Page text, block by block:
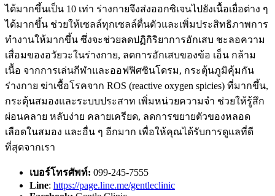
ได้มากขึ้นเป็น 10 เท่า ร่างกายจึงส่งออกซิเจนไปยังเนื้อเยื่อต่าง ๆ
ได้มากขึ้น ช่วยให้เซลล์ทุกเซลล์ตื่นตัวและเพิ่มประสิทธิภาพการ
ทำงานให้มากขึ้น ซึ่งจะช่วยลดปฏิกิริยาการอักเสบ ชะลอความ
เสื่อมของอวัยวะในร่างกาย, ลดการอักเสบของข้อ เอ็น กล้าม
เนื้อ จากการเล่นกีฬาและออฟฟิศซินโดรม, กระตุ้นภูมิคุ้มกัน
ร่างกาย ฆ่าเชื้อโรคจาก ROS (reactive oxygen spicies) ที่มากขึ้น,
กระตุ้นสมองและระบบประสาท เพิ่มหน่วยความจำ ช่วยให้รู้สึก
ผ่อนคลาย หลับง่าย คลายเครียด, ลดการขยายตัวของหลอด
เลือดในสมอง และอื่น ๆ อีกมาก เพื่อให้คุณได้รับการดูแลที่ดี
ที่สุดจากเรา
เบอร์โทรศัพท์: 099-245-7555
Line: https://page.line.me/gentleclinic